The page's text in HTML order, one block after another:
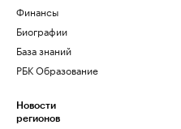
Финансы
Биографии
База знаний
РБК Образование
Новости
регионов